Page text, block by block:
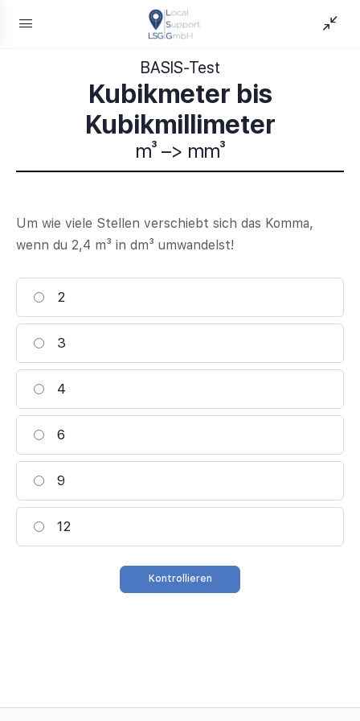
BASIS-Test
Kubikmeter bis
Kubikmillimeter
m³ –> mm³
Um wie viele Stellen verschiebt sich das Komma,
wenn du 2,4 m³ in dm³ umwandelst!
2
3
4
6
9
12